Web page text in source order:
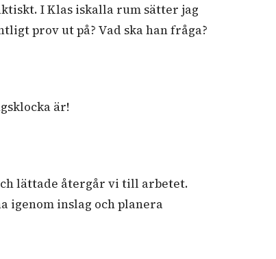
I Klas iskalla rum sätter jag
prov ut på? Vad ska han fråga?
är!
lättade återgår vi till arbetet.
igenom inslag och planera